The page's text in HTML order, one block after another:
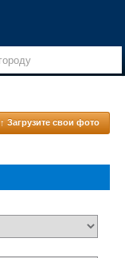
↑ Загрузите свои фото